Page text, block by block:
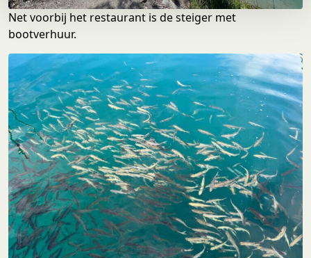
e
Net voorbij het restaurant is de steiger met
bootverhuur.